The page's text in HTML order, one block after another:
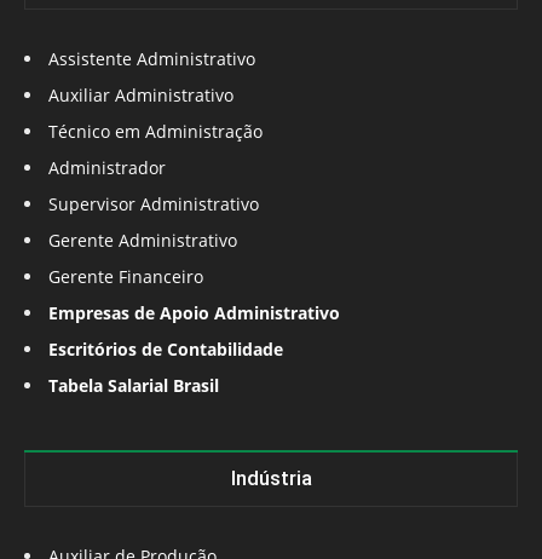
Assistente Administrativo
Auxiliar Administrativo
Técnico em Administração
Administrador
Supervisor Administrativo
Gerente Administrativo
Gerente Financeiro
Empresas de Apoio Administrativo
Escritórios de Contabilidade
Tabela Salarial Brasil
Indústria